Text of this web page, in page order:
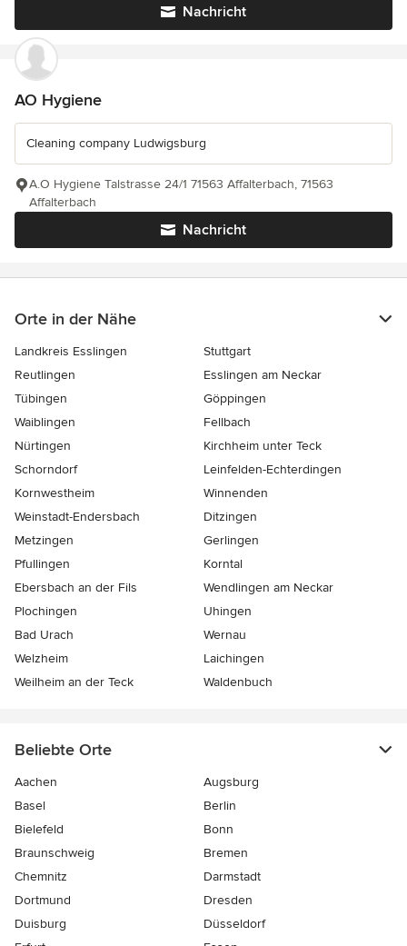
Nachricht
AO Hygiene
Cleaning company Ludwigsburg
Nachricht
A.O Hygiene Talstrasse 24/1 71563 Affalterbach, 71563
Affalterbach
Orte in der Nähe
Landkreis Esslingen
Stuttgart
Reutlingen
Esslingen am Neckar
Tübingen
Göppingen
Waiblingen
Fellbach
Nürtingen
Kirchheim unter Teck
Schorndorf
Leinfelden-Echterdingen
Kornwestheim
Winnenden
Weinstadt-Endersbach
Ditzingen
Metzingen
Gerlingen
Pfullingen
Korntal
Ebersbach an der Fils
Wendlingen am Neckar
Plochingen
Uhingen
Bad Urach
Wernau
Welzheim
Laichingen
Weilheim an der Teck
Waldenbuch
Beliebte Orte
Aachen
Augsburg
Basel
Berlin
Bielefeld
Bonn
Braunschweig
Bremen
Chemnitz
Darmstadt
Dortmund
Dresden
Duisburg
Düsseldorf